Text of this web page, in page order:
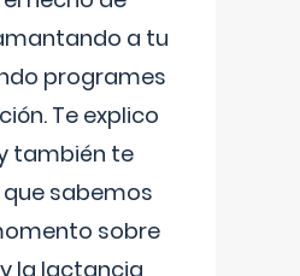
a tu
programes
Te explico
también te
sabemos
sobre
la lactancia